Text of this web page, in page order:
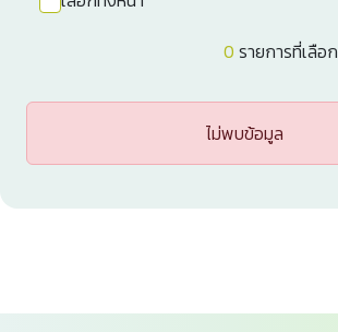
0 รายการที่เลือก
ไม่พบข้อมูล